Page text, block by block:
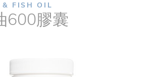
& FISH OIL
600膠囊